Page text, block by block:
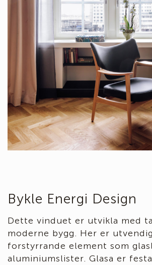
Bykle Energi Design
Dette vinduet er utvikla med
moderne bygg. Her er
forstyrrande element som
aluminiumslister. Glasa er